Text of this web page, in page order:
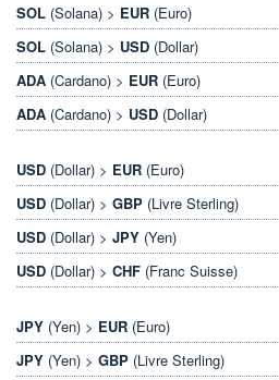
SOL (Solana) > EUR (Euro)
SOL (Solana) > USD (Dollar)
ADA (Cardano) > EUR (Euro)
ADA (Cardano) > USD (Dollar)
USD (Dollar) > EUR (Euro)
USD (Dollar) > GBP (Livre Sterling)
USD (Dollar) > JPY (Yen)
USD (Dollar) > CHF (Franc Suisse)
JPY (Yen) > EUR (Euro)
JPY (Yen) > GBP (Livre Sterling)